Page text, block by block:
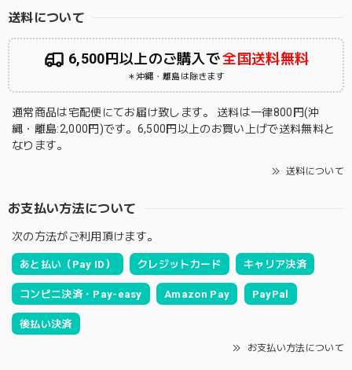
送料について
6,500円以上のご購入で全国送料無料
＊沖縄・離島は除きます
通常商品は宅配便にてお届け致します。 送料は一律800円(沖
縄・離島:2,000円)です。6,500円以上のお買い上げで送料無料と
なります。
送料について
お支払い方法について
次の方法がご利用頂けます。
あと払い（Pay ID） クレジットカード キャリア決済
コンビニ決済・Pay-easy Amazon Pay PayPal
後払い決済
お支払い方法について